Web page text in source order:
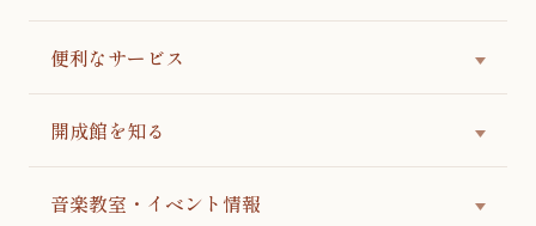
便利なサービス
開成館を知る
音楽教室・イベント情報